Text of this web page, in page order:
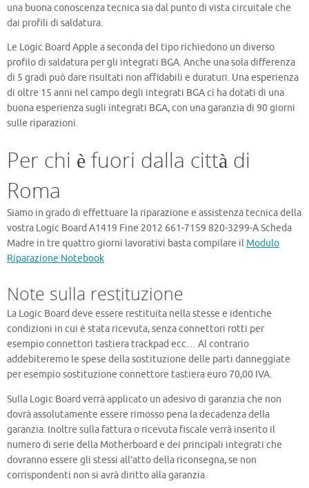
una buona conoscenza tecnica sia dal punto di vista circuitale che
dai profili di saldatura.
Le Logic Board Apple a seconda del tipo richiedono un diverso
profilo di saldatura per gli integrati BGA. Anche una sola differenza
di 5 gradi può dare risultati non affidabili e duraturi. Una esperienza
di oltre 15 anni nel campo degli integrati BGA ci ha dotati di una
buona esperienza sugli integrati BGA, con una garanzia di 90 giorni
sulle riparazioni.
Per chi è fuori dalla città di
Roma
Siamo in grado di effettuare la riparazione e assistenza tecnica della
vostra Logic Board A1419 Fine 2012 661-7159 820-3299-A Scheda
Madre in tre quattro giorni lavorativi basta compilare il Modulo
Riparazione Notebook
Note sulla restituzione
La Logic Board deve essere restituita nella stesse e identiche
condizioni in cui è stata ricevuta, senza connettori rotti per
esempio connettori tastiera trackpad ecc… Al contrario
addebiteremo le spese della sostituzione delle parti danneggiate
per esempio sostituzione connettore tastiera euro 70,00 IVA.
Sulla Logic Board verrà applicato un adesivo di garanzia che non
dovrà assolutamente essere rimosso pena la decadenza della
garanzia. Inoltre sulla fattura o ricevuta fiscale verrà inserito il
numero di serie della Motherboard e dei principali integrati che
dovranno essere gli stessi all’atto della riconsegna, se non
corrispondenti non si avrà diritto alla garanzia.